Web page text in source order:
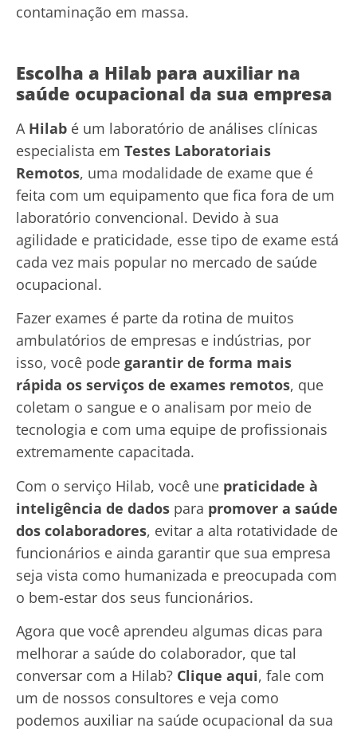
contaminação em massa.
Escolha a Hilab para auxiliar na
saúde ocupacional da sua empresa
A Hilab é um laboratório de análises clínicas
especialista em Testes Laboratoriais
Remotos, uma modalidade de exame que é
feita com um equipamento que fica fora de um
laboratório convencional. Devido à sua
agilidade e praticidade, esse tipo de exame está
cada vez mais popular no mercado de saúde
ocupacional.
Fazer exames é parte da rotina de muitos
ambulatórios de empresas e indústrias, por
isso, você pode garantir de forma mais
rápida os serviços de exames remotos, que
coletam o sangue e o analisam por meio de
tecnologia e com uma equipe de profissionais
extremamente capacitada.
Com o serviço Hilab, você une praticidade à
inteligência de dados para promover a saúde
dos colaboradores, evitar a alta rotatividade de
funcionários e ainda garantir que sua empresa
seja vista como humanizada e preocupada com
o bem-estar dos seus funcionários.
Agora que você aprendeu algumas dicas para
melhorar a saúde do colaborador, que tal
conversar com a Hilab? Clique aqui, fale com
um de nossos consultores e veja como
podemos auxiliar na saúde ocupacional da sua